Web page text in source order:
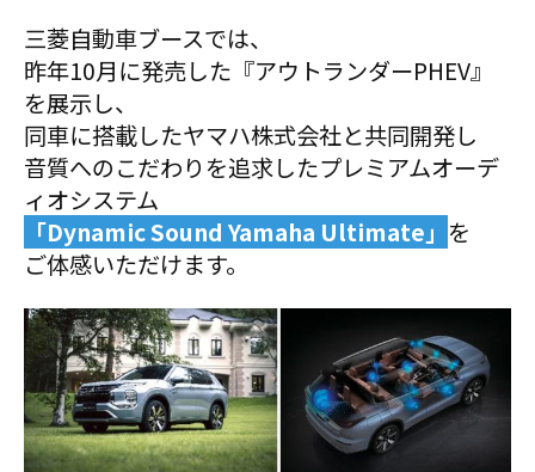
三菱自動車ブースでは、
昨年10月に発売した『アウトランダーPHEV』
を展示し、
同車に搭載したヤマハ株式会社と共同開発し
音質へのこだわりを追求したプレミアムオーデ
ィオシステム
「Dynamic Sound Yamaha Ultimate」 を
ご体感いただけます。